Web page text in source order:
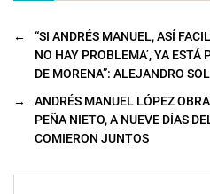
←
“SI ANDRÉS MANUEL, ASÍ
NO HAY PROBLEMA’, YA
DE MORENA”: ALEJANDRO
→
ANDRÉS MANUEL LÓPEZ
PEÑA NIETO, A NUEVE DÍAS
COMIERON JUNTOS